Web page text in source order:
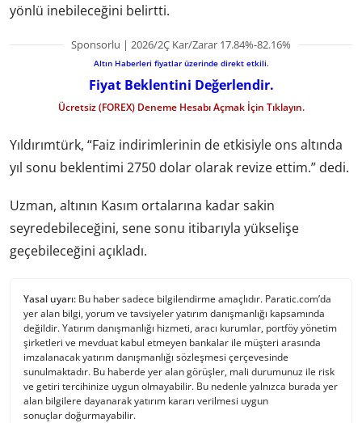
yönlü inebileceğini belirtti.
Sponsorlu | 2026/2Ç Kar/Zarar 17.84%-82.16%
Altın Haberleri fiyatlar üzerinde direkt etkili.
Fiyat Beklentini Değerlendir.
Ücretsiz (FOREX) Deneme Hesabı Açmak İçin Tıklayın.
Yıldırımtürk, “Faiz indirimlerinin de etkisiyle ons altında
yıl sonu beklentimi 2750 dolar olarak revize ettim.” dedi.
Uzman, altının Kasım ortalarına kadar sakin
seyredebileceğini, sene sonu itibarıyla yükselişe
geçebileceğini açıkladı.
Yasal uyarı: Bu haber sadece bilgilendirme amaçlıdır. Paratic.com’da
yer alan bilgi, yorum ve tavsiyeler yatırım danışmanlığı kapsamında
değildir. Yatırım danışmanlığı hizmeti, aracı kurumlar, portföy yönetim
şirketleri ve mevduat kabul etmeyen bankalar ile müşteri arasında
imzalanacak yatırım danışmanlığı sözleşmesi çerçevesinde
sunulmaktadır. Bu haberde yer alan görüşler, mali durumunuz ile risk
ve getiri tercihinize uygun olmayabilir. Bu nedenle yalnızca burada yer
alan bilgilere dayanarak yatırım kararı verilmesi uygun
sonuçlar doğurmayabilir.